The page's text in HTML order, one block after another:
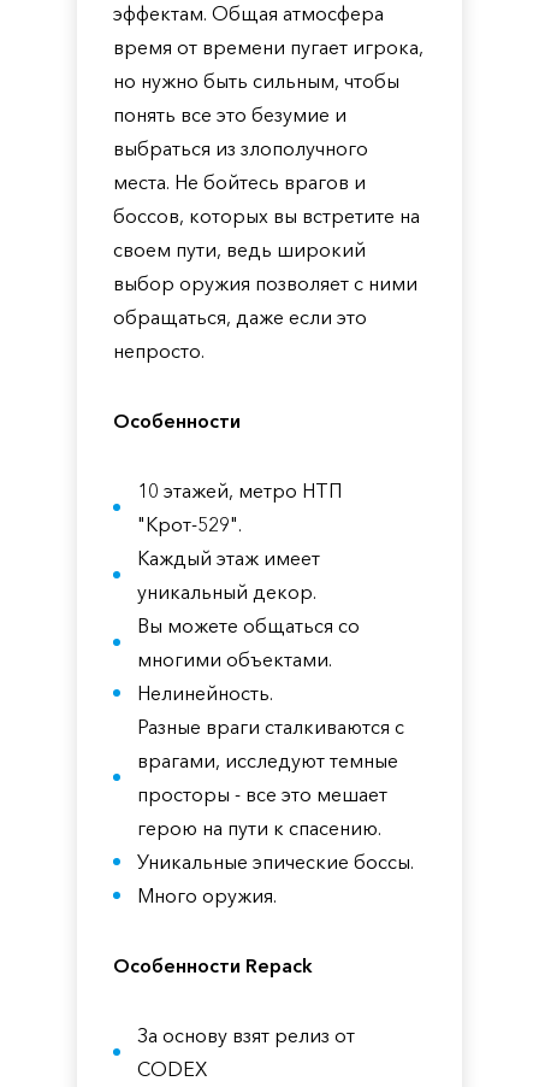
эффектам. Общая атмосфера
время от времени пугает игрока,
но нужно быть сильным, чтобы
понять все это безумие и
выбраться из злополучного
места. Не бойтесь врагов и
боссов, которых вы встретите на
своем пути, ведь широкий
выбор оружия позволяет с ними
обращаться, даже если это
непросто.
Особенности
10 этажей, метро НТП
"Крот-529".
Каждый этаж имеет
уникальный декор.
Вы можете общаться со
многими объектами.
Нелинейность.
Разные враги сталкиваются с
врагами, исследуют темные
просторы - все это мешает
герою на пути к спасению.
Уникальные эпические боссы.
Много оружия.
Особенности Repack
За основу взят релиз от
CODEX